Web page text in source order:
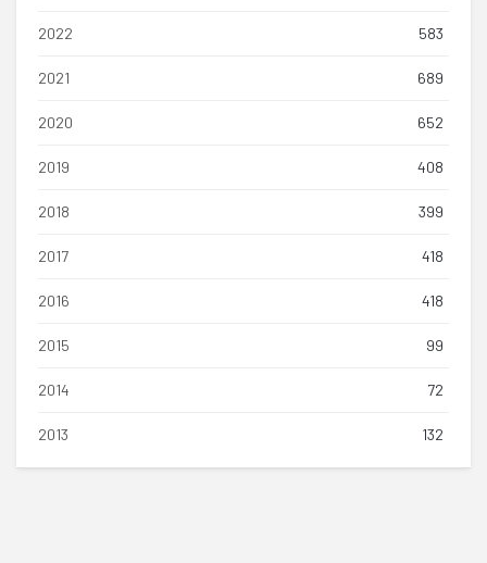
2022 583
2021 689
2020 652
2019 408
2018 399
2017 418
2016 418
2015 99
2014 72
2013 132